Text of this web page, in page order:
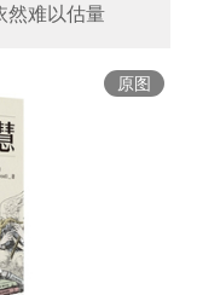
然难以估量
原图